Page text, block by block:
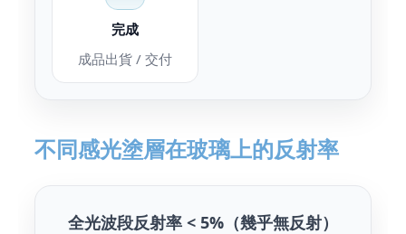
完成
成品出貨 / 交付
不同感光塗層在玻璃上的反射率
全光波段反射率 < 5%（幾乎無反射）